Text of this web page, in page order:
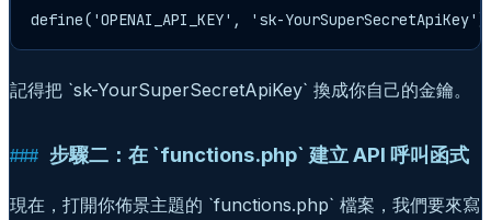
define('OPENAI_API_KEY', 'sk-
記得把 `sk-YourSuperSecretApiKey` 換成你自己的金鑰。
步驟二：在 `functions.php` 建立 API 呼叫函式
現在，打開你佈景主題的 `functions.php` 檔案，我們要來寫